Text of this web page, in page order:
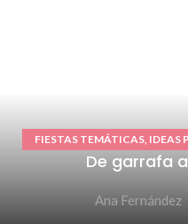
FIESTAS TEMÁTICAS, IDEAS
FÁCILES,
De garrafa
Ana Fernández